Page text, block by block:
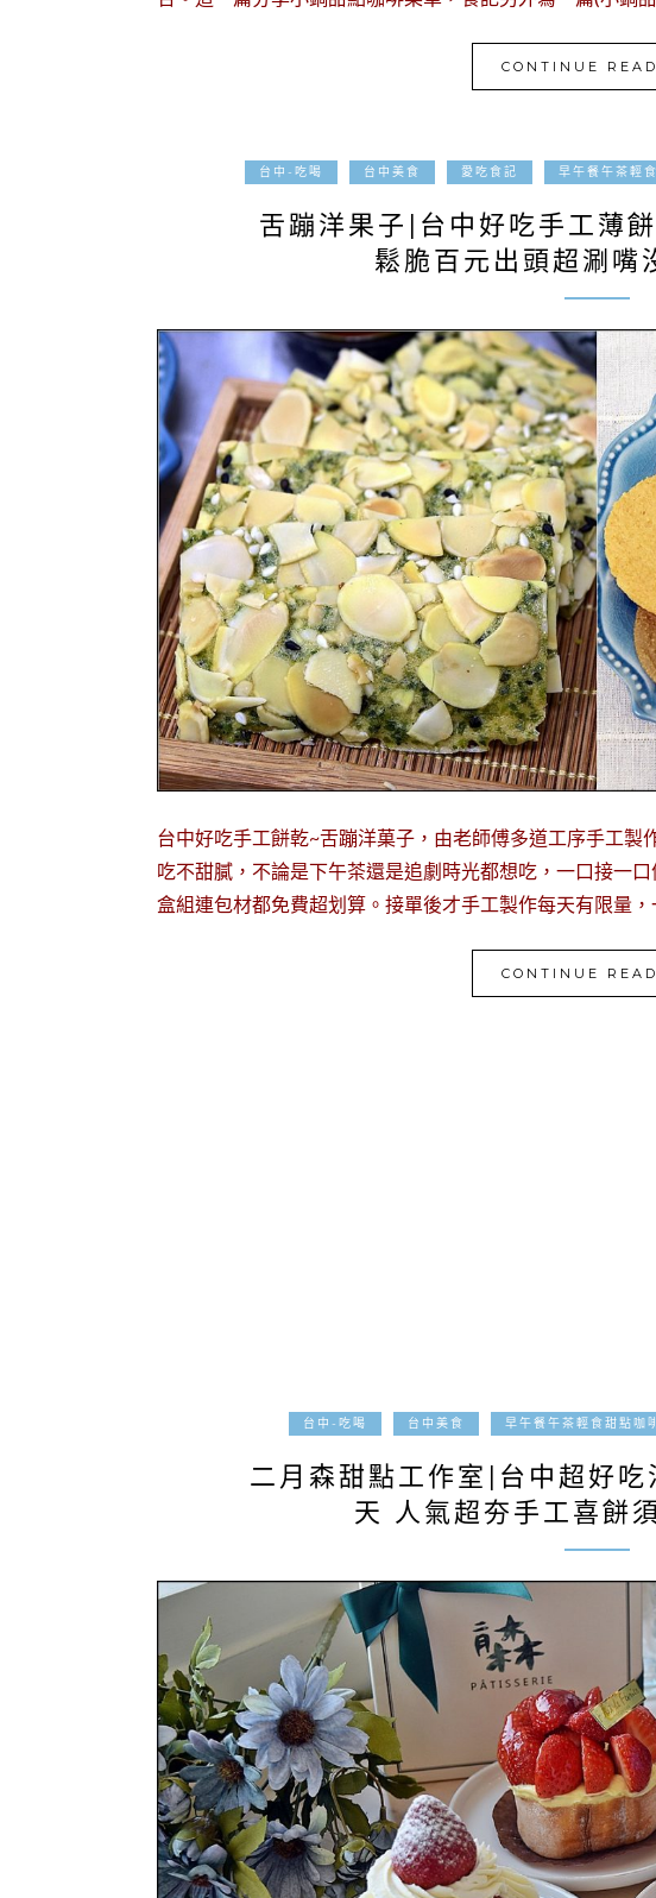
CONTINUE
台中-吃喝 台中美食 愛吃食記 早午餐午茶輕
舌蹦洋果子|台中好吃手工薄
鬆脆百元出頭超涮嘴
台中好吃手工餅乾~舌蹦洋菓子，由老師傅多道工序手工
吃不甜膩，不論是下午茶還是追劇時光都想吃，一口接一
盒組連包材都免費超划算。接單後才手工製作每天有限量
CONTINUE
台中-吃喝 台中美食 早午餐午茶輕食甜點咖
二月森甜點工作室|台中超好
天 人氣超夯手工喜餅